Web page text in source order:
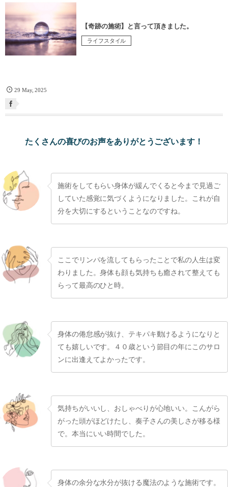
【奇跡の施術】と言って頂きました。
ライフスタイル
29 May,2025
たくさんの喜びのお声をありがとうございます！
施術をしてもらい身体が緩んでくると今まで見過ご
していた感覚に気づくようになりました。これが自
分を大切にするということなのですね。
ここでリンパを流してもらったことで私の人生は変
わりました。身体も顔も気持ちも癒されて整えても
らって最高のひと時。
身体の倦怠感が抜け、テキパキ動けるようになりと
ても嬉しいです。４０歳という節目の年にこのサロ
ンに出逢えてよかったです。
気持ちがいいし、おしゃべりが心地いい。こんがら
がった頭がほどけたし、奏子さんの美しさが移る様
で。本当にいい時間でした。
身体の余分な水分が抜ける魔法のような施術です。